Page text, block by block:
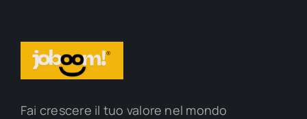
Fai crescere il tuo valore nel mondo